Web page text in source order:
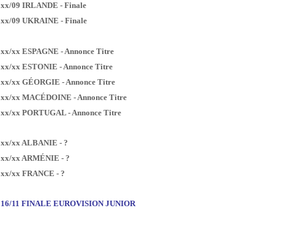
xx/09 IRLANDE - Finale
xx/09 UKRAINE - Finale
xx/xx ESPAGNE - Annonce Titre
xx/xx ESTONIE - Annonce Titre
xx/xx GÉORGIE - Annonce Titre
xx/xx MACÉDOINE - Annonce Titre
xx/xx PORTUGAL - Annonce Titre
xx/xx ALBANIE - ?
xx/xx ARMÉNIE - ?
xx/xx FRANCE - ?
16/11 FINALE EUROVISION JUNIOR